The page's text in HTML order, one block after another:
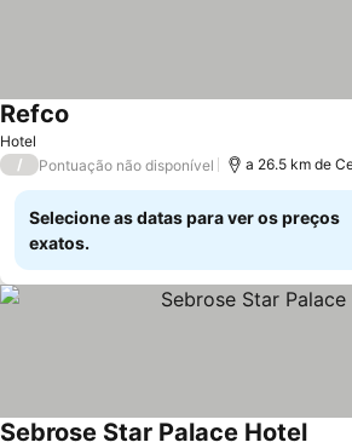
Hotel
Refco
/ Pontuação não disponível a 26.5 km de
Selecione as datas para ver os preços
exatos.
Sebrose Star Palace Hotel